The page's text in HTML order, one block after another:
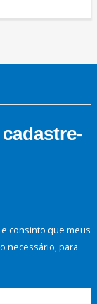
consinto que meus
necessário, para